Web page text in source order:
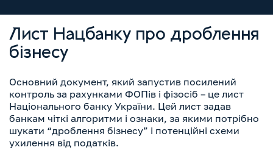
Лист Нацбанку про дроблення
бізнесу
Основний документ, який запустив посилений
контроль за рахунками ФОПів і фізосіб – це лист
Національного банку України. Цей лист задав
банкам чіткі алгоритми і ознаки, за якими потрібно
шукати “дроблення бізнесу” і потенційні схеми
ухилення від податків.